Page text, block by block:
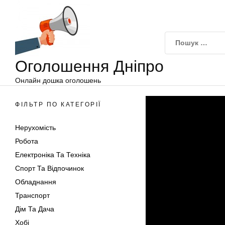
Оголошення Дніпро
Онлайн дошка оголошень
ФІЛЬТР ПО КАТЕГОРІЇ
Нерухомість
Робота
Електроніка Та Техніка
Спорт Та Відпочинок
Обладнання
Транспорт
Дім Та Дача
Хобі